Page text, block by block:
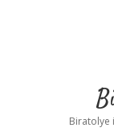
Biratolye